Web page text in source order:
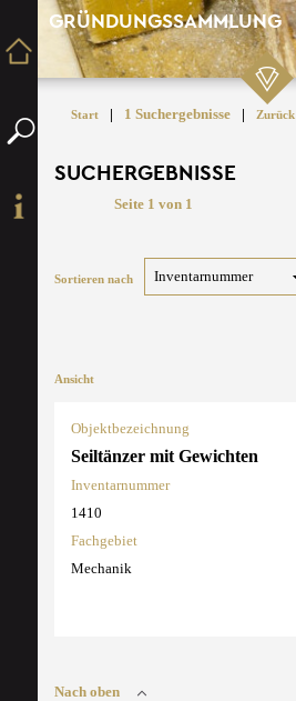
GRÜNDUNGSSAMMLUNG
Start | 1 Suchergebnisse | Zurück
SUCHERGEBNISSE
Seite 1 von 1
Sortieren nach
Ansicht
Objektbezeichnung
Seiltänzer mit Gewichten
Inventarnummer
1410
Fachgebiet
Mechanik
Nach oben